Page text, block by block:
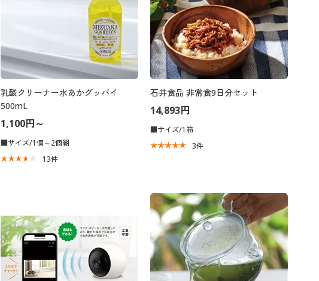
乳酸クリーナー水あかグッバイ
500mL
1,100円～
■サイズ/1個～2個組
13件
石井食品 非常食9日分セット
14,893円
■サイズ/1箱
3件